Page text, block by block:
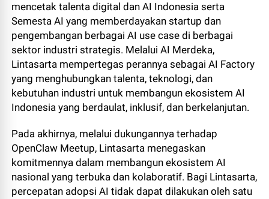
mencetak talenta digital dan AI Indonesia serta
Semesta AI yang memberdayakan startup dan
pengembangan berbagai AI use case di berbagai
sektor industri strategis. Melalui AI Merdeka,
Lintasarta mempertegas perannya sebagai AI Factory
yang menghubungkan talenta, teknologi, dan
kebutuhan industri untuk membangun ekosistem AI
Indonesia yang berdaulat, inklusif, dan berkelanjutan.
Pada akhirnya, melalui dukungannya terhadap
OpenClaw Meetup, Lintasarta menegaskan
komitmennya dalam membangun ekosistem AI
nasional yang terbuka dan kolaboratif. Bagi Lintasarta,
percepatan adopsi AI tidak dapat dilakukan oleh satu